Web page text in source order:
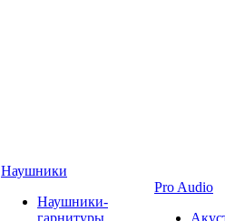
Наушники
Наушники-
гарнитуры
Pro Audio